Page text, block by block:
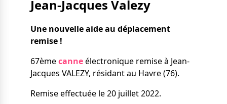
Nos solutions
La canne blanche
électronique
Le Bemob
fonctionnelle
série
Nous contacter
Jean-Jacques Valezy
Une nouvelle aide au déplacement
remise !
67èmecanneélectronique remise à Jean-
Jacques VALEZY, résidant au Havre (76).
Remise effectuée le 20 juillet 2022.